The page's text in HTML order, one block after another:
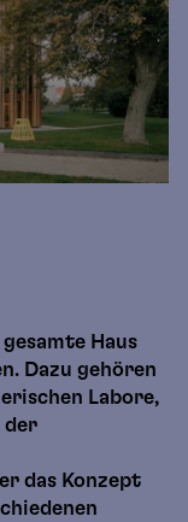
Haus
Dazu gehören
Labore,
der
das Konzept